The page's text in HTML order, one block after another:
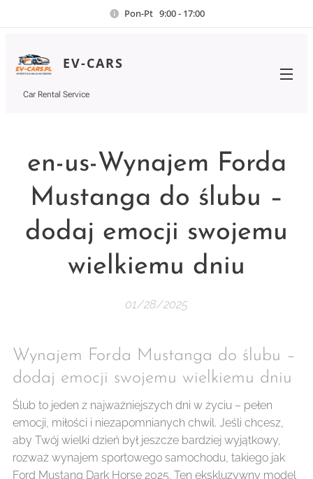
Pon-Pt 9:00 - 17:00
EV-CARS
Car Rental Service
en-us-Wynajem Forda
Mustanga do ślubu –
dodaj emocji swojemu
wielkiemu dniu
01/28/2025
Wynajem Forda Mustanga do ślubu –
dodaj emocji swojemu wielkiemu dniu
Ślub to jeden z najważniejszych dni w życiu – pełen
emocji, miłości i niezapomnianych chwil. Jeśli chcesz,
aby Twój wielki dzień był jeszcze bardziej wyjątkowy,
rozważ wynajem sportowego samochodu, takiego jak
Ford Mustang Dark Horse 2025. Ten ekskluzywny model